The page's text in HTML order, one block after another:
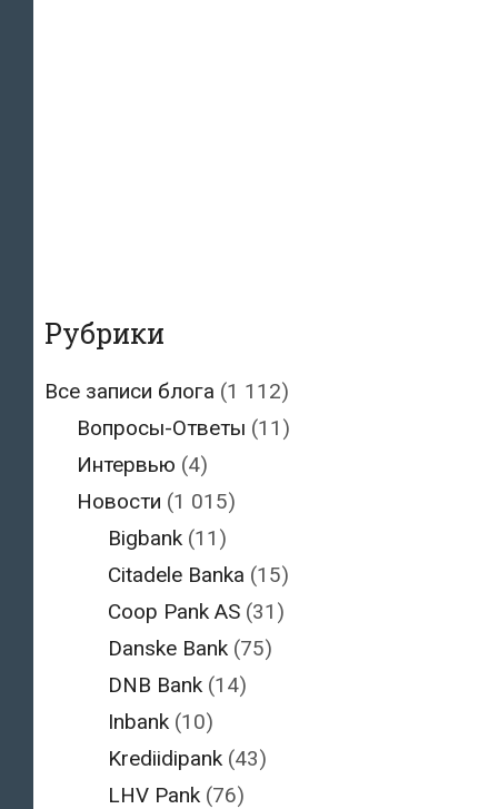
Рубрики
Все записи блога (1 112)
Вопросы-Ответы (11)
Интервью (4)
Новости (1 015)
Bigbank (11)
Citadele Banka (15)
Coop Pank AS (31)
Danske Bank (75)
DNB Bank (14)
Inbank (10)
Krediidipank (43)
LHV Pank (76)